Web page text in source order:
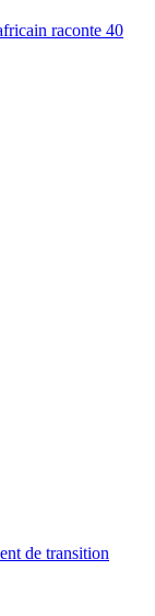
raconte 40
de transition